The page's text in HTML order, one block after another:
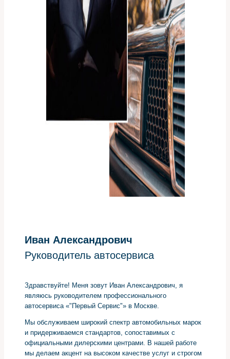
Иван Александрович
Руководитель автосервиса
Здравствуйте! Меня зовут Иван Александрович, я
являюсь руководителем профессионального
автосервиса «"Первый Сервис"» в Москве.
Мы обслуживаем широкий спектр автомобильных марок
и придерживаемся стандартов, сопоставимых с
официальными дилерскими центрами. В нашей работе
мы делаем акцент на высоком качестве услуг и строгом